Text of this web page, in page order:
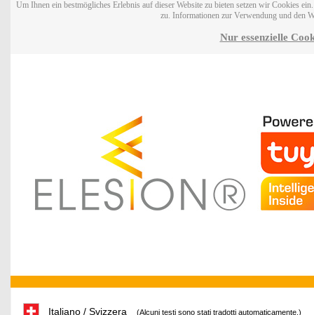
Um Ihnen ein bestmögliches Erlebnis auf dieser Website zu bieten setzen wir Cookies
zu. Informationen zur Verwendung und den
Nur essenzielle
Italiano / Svizzera (Alcuni testi sono stati tradotti automaticamente.)